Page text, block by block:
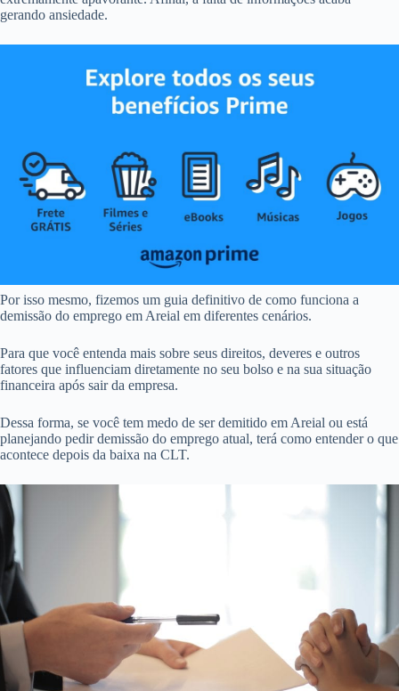
gerando ansiedade.
Por isso mesmo, fizemos um guia definitivo de como funciona a
demissão do emprego em Areial em diferentes cenários.
Para que você entenda mais sobre seus direitos, deveres e outros
fatores que influenciam diretamente no seu bolso e na sua situação
financeira após sair da empresa.
Dessa forma, se você tem medo de ser demitido em Areial ou está
planejando pedir demissão do emprego atual, terá como entender o que
acontece depois da baixa na CLT.